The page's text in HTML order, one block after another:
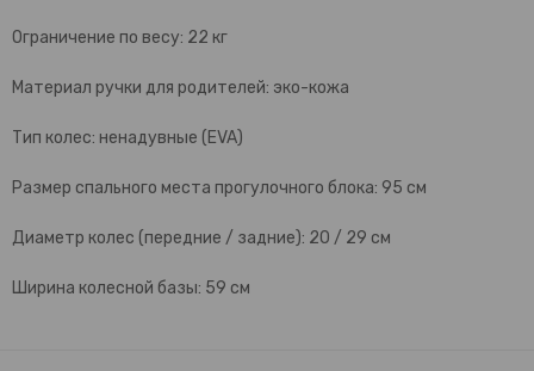
Ограничение по весу: 22 кг
Материал ручки для родителей: эко-кожа
Тип колес: ненадувные (EVA)
Размер спального места прогулочного блока: 95 см
Диаметр колес (передние / задние): 20 / 29 см
Ширина колесной базы: 59 см